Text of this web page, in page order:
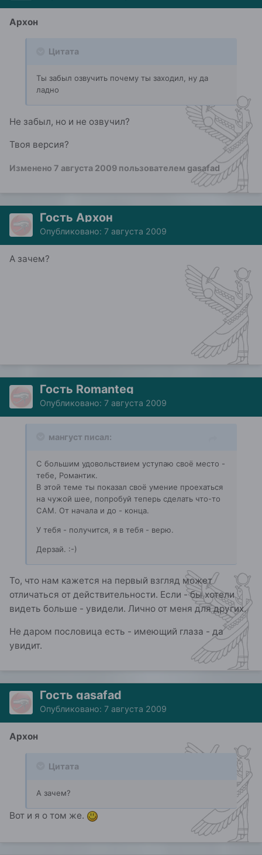
Архон
Цитата
Ты забыл озвучить почему ты заходил, ну да
ладно
Не забыл, но и не озвучил?
Твоя версия?
Изменено 7 августа 2009 пользователем gasafad
Гость Архон
Опубликовано: 7 августа 2009
А зачем?
Гость Romanteg
Опубликовано: 7 августа 2009
мангуст писал:
С большим удовольствием уступаю своё место -
тебе, Романтик.
В этой теме ты показал своё умение проехаться
на чужой шее, попробуй теперь сделать что-то
САМ. От начала и до - конца.
У тебя - получится, я в тебя - верю.
Дерзай. :-)
То, что нам кажется на первый взгляд может
отличаться от действительности. Если - бы хотели
видеть больше - увидели. Лично от меня для других.
Не даром пословица есть - имеющий глаза - да
увидит.
Гость gasafad
Опубликовано: 7 августа 2009
Архон
Цитата
А зачем?
Вот и я о том же.